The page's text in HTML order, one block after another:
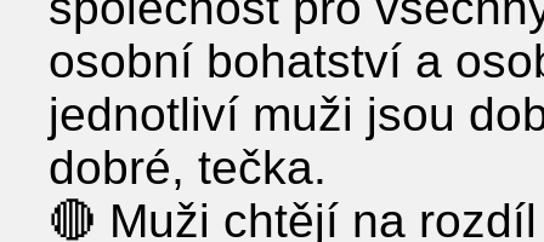
osobní bohatství a
jednotliví muži jsou
dobré, tečka.
🔴 Muži chtějí na